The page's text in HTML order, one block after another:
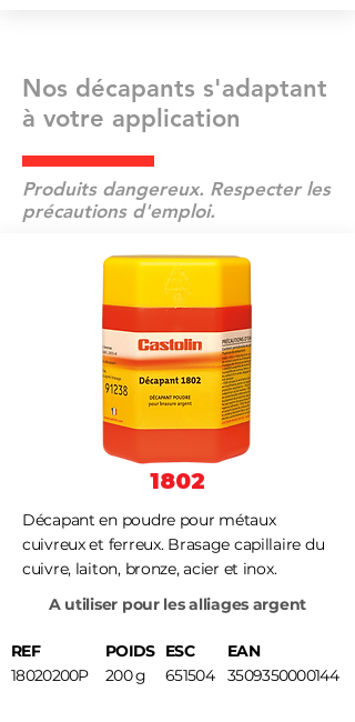
Nos décapants s'adaptant
à votre application
Produits dangereux. Respecter les
précautions d'emploi.
1802
Décapant en poudre pour métaux
cuivreux et ferreux. Brasage capillaire du
cuivre, laiton, bronze, acier et inox.
A utiliser pour les alliages argent
REF
18020200P
POIDS
200 g
ESC
651504
EAN
3509350000144